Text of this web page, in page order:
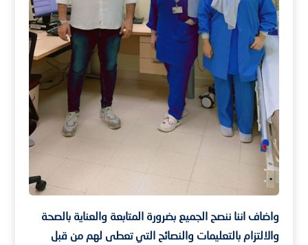
واضاف اننا ننصح الجميع بضرورة المتابعة والعناية بالصحة
والالتزام بالتعليمات والنصائح التي تعطى لهم من قبل